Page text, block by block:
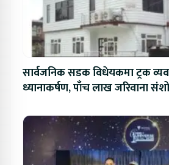
सार्वजनिक सडक विधेयकमा ट्रक
ध्यानाकर्षण, पाँच लाख जरिवाना